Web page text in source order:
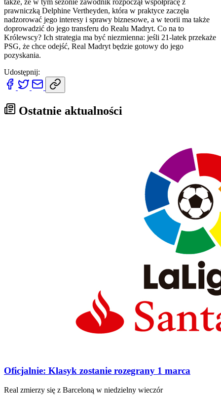
prawniczką Delphine Vertheyden, która w praktyce zaczęła
nadzorować jego interesy i sprawy biznesowe, a w teorii ma także
doprowadzić do jego transferu do Realu Madryt. Co na to
Królewscy? Ich strategia ma być niezmienna: jeśli 21-latek przekaże
PSG, że chce odejść, Real Madryt będzie gotowy do jego
pozyskania.
Udostępnij:
Ostatnie aktualności
Oficjalnie: Klasyk zostanie rozegrany 1 marca
Real zmierzy się z Barceloną w niedzielny wieczór